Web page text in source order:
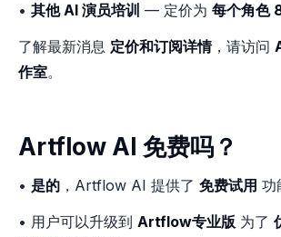
• 其他 AI 演员培训 — 定价为 每个角色
了解最新消息 定价和订阅详情，请访问
作室。
Artflow AI 免费吗？
• 是的 ，Artflow AI 提供了 免费试用 功
• 用户可以升级到 Artflow专业版 为了